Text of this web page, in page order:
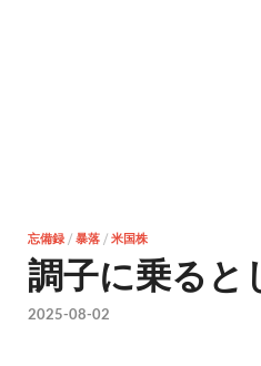
忘備録 / 暴落 / 米国株
調子に乗ると
2025-08-02